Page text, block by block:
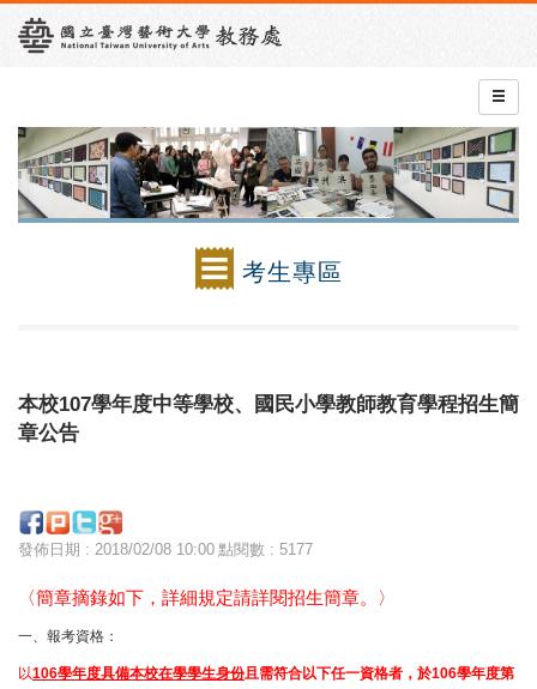
考生專區
本校107學年度中等學校、國民小學教師教育學程招生簡
章公告
發佈日期 : 2018/02/08 10:00 點閱數 : 5177
〈簡章摘錄如下，詳細規定請詳閱招生簡章。〉
一、報考資格：
以106學年度具備本校在學學生身份且需符合以下任一資格者，於106學年度第